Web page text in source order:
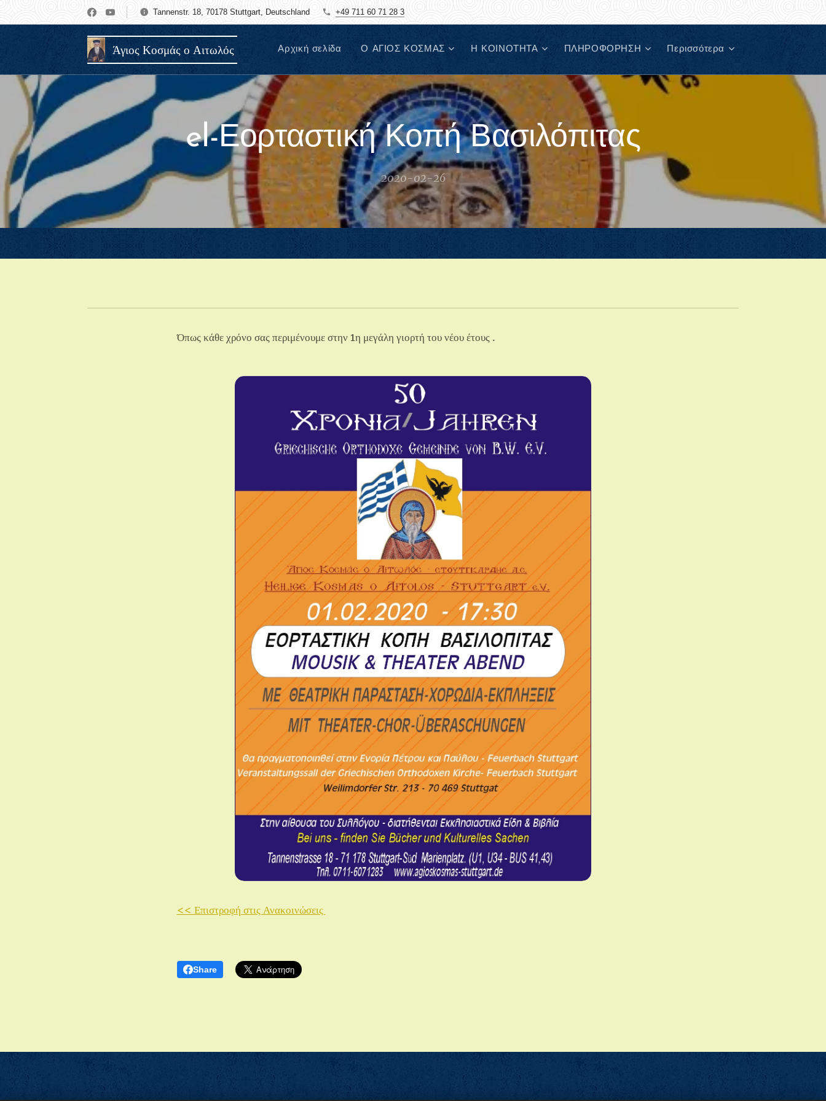
Tannenstr. 18, 70178 Stuttgart, Deutschland +49 711 60 71 28 3
Άγιος Κοσμάς ο Αιτωλός Αρχική σελίδα Ο ΑΓΙΟΣ ΚΟΣΜΑΣ Η ΚΟΙΝΟΤΗΤΑ ΠΛΗΡΟΦΟΡΗΣΗ Περισσότερα
el-Εορταστική Κοπή Βασιλόπιτας
2020-02-26
Όπως κάθε χρόνο σας περιμένουμε στην 1η μεγάλη γιορτή του νέου έτους .
<< Επιστροφή στις Ανακοινώσεις
Share